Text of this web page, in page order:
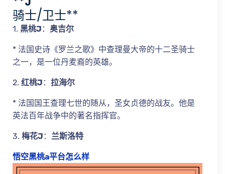
骑士/卫士**
1. 黑桃J ： 奥吉尔
* 法国史诗《罗兰之歌》中查理曼大帝的十二圣骑士
之一，是一位丹麦裔的英雄。
2. 红桃J ： 拉海尔
* 法国国王查理七世的随从，圣女贞德的战友。他是
英法百年战争中的著名指挥官。
3. 梅花J ： 兰斯洛特
悟空黑桃a平台怎么样